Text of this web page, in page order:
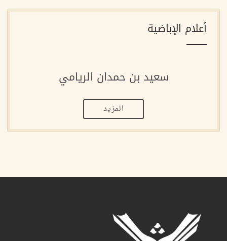
أعلام الإباضية
سعيد بن حمدان الريامي
المزيد